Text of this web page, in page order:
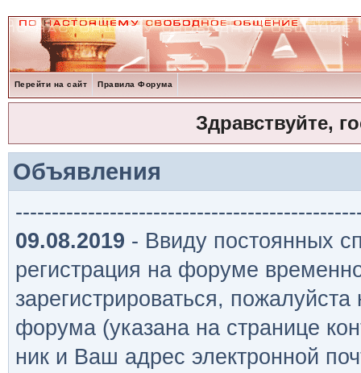
Перейти на сайт Правила Форума
Здравствуйте,
Объявления
09.08.2019 - Ввиду постоянных
регистрация на форуме
зарегистрироваться,
форума (указана на странице
ник и Ваш адрес электронной